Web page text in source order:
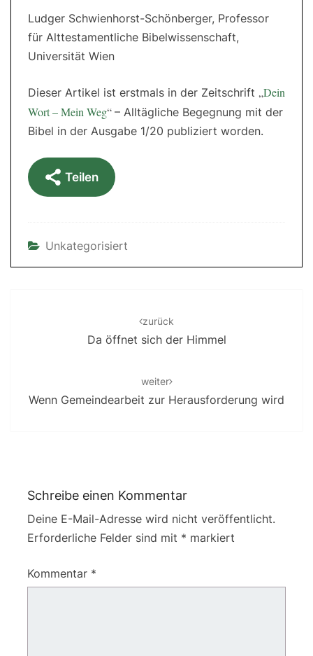
Ludger Schwienhorst-Schönberger, Professor
für Alttestamentliche Bibelwissenschaft,
Universität Wien
Dieser Artikel ist erstmals in der Zeitschrift „Dein
Wort – Mein Weg“ – Alltägliche Begegnung mit der
Bibel in der Ausgabe 1/20 publiziert worden.
Teilen
Unkategorisiert
zurück
Da öffnet sich der Himmel
weiter
Wenn Gemeindearbeit zur Herausforderung wird
Schreibe einen Kommentar
Deine E-Mail-Adresse wird nicht veröffentlicht.
Erforderliche Felder sind mit * markiert
Kommentar *